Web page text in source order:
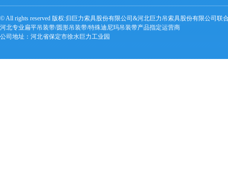
© All rights reserved 版权:归巨力索具股份有限公司&河北巨力吊索具股份有限公司联
河北专业扁平吊装带/圆形吊装带/特殊迪尼玛吊装带产品指定运营商
公司地址：河北省保定市徐水巨力工业园